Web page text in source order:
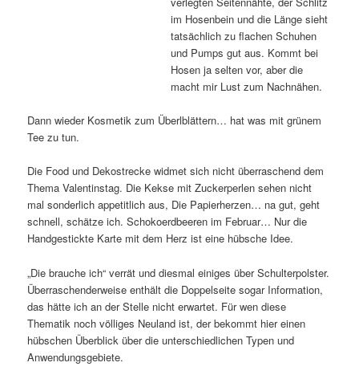
im Hosenbein und die Länge sieht
tatsächlich zu flachen Schuhen
und Pumps gut aus. Kommt bei
Hosen ja selten vor, aber die
macht mir Lust zum Nachnähen.
Dann wieder Kosmetik zum Überlblättern… hat was mit grünem
Tee zu tun.
Die Food und Dekostrecke widmet sich nicht überraschend dem
Thema Valentinstag. Die Kekse mit Zuckerperlen sehen nicht
mal sonderlich appetitlich aus, Die Papierherzen… na gut, geht
schnell, schätze ich. Schokoerdbeeren im Februar… Nur die
Handgestickte Karte mit dem Herz ist eine hübsche Idee.
„Die brauche ich“ verrät und diesmal einiges über Schulterpolster.
Überraschenderweise enthält die Doppelseite sogar Information,
das hätte ich an der Stelle nicht erwartet. Für wen diese
Thematik noch völliges Neuland ist, der bekommt hier einen
hübschen Überblick über die unterschiedlichen Typen und
Anwendungsgebiete.